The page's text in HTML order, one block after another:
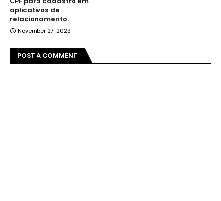
aplicativos de
relacionamento.
November 27, 2023
POST A COMMENT